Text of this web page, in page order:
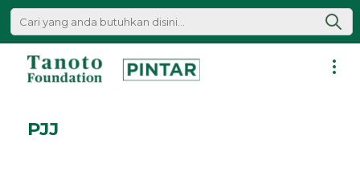
Lewati
|PJJ